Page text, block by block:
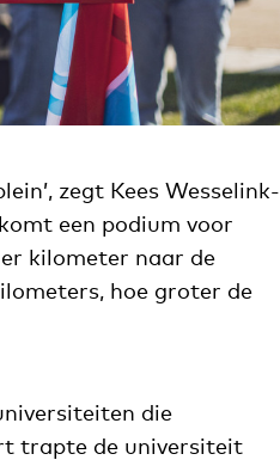
zegt Kees Wesselink-
een podium voor
kilometer naar de
hoe groter de
die
trapte de universiteit